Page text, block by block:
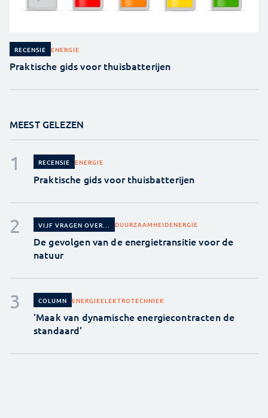
RECENSIE ENERGIE
Praktische gids voor thuisbatterijen
MEEST GELEZEN
RECENSIE ENERGIE
Praktische gids voor thuisbatterijen
VIJF VRAGEN OVER... DUURZAAMHEIDENERGIE
De gevolgen van de energietransitie voor de
natuur
COLUMN ENERGIEELEKTROTECHNIEK
'Maak van dynamische energiecontracten de
standaard'